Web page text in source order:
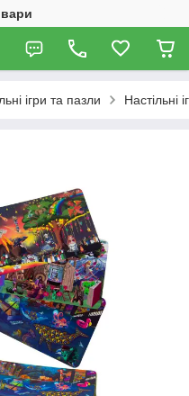
ігри та пазли Настільні